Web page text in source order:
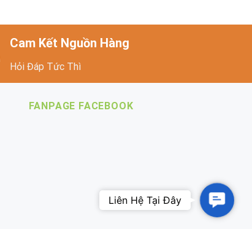
Cam Kết Nguồn Hàng
Hỏi Đáp Tức Thì
FANPAGE FACEBOOK
Us